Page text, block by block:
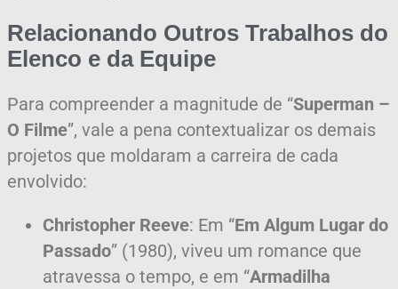
Relacionando Outros Trabalhos do
Elenco e da Equipe
Para compreender a magnitude de “Superman –
O Filme”, vale a pena contextualizar os demais
projetos que moldaram a carreira de cada
envolvido:
Christopher Reeve: Em “Em Algum Lugar do
Passado” (1980), viveu um romance que
atravessa o tempo, e em “Armadilha